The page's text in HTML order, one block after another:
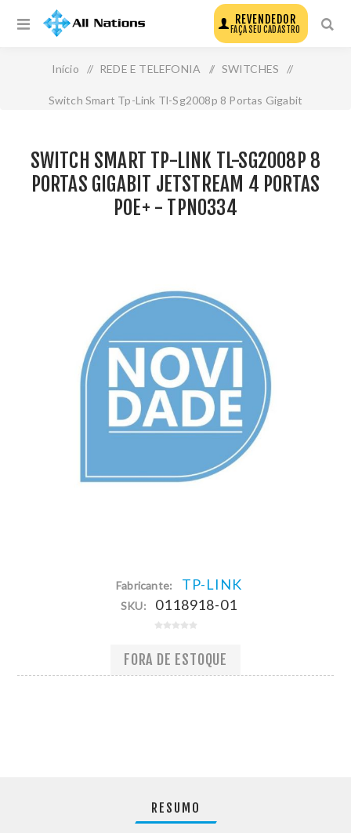
REVENDEDOR
FAÇA SEU CADASTRO
Início / REDE E TELEFONIA / SWITCHES /
Switch Smart Tp-Link Tl-Sg2008p 8 Portas Gigabit
SWITCH SMART TP-LINK TL-SG2008P 8
PORTAS GIGABIT JETSTREAM 4 PORTAS
POE+ - TPN0334
Fabricante: TP-LINK
SKU: 0118918-01
FORA DE ESTOQUE
RESUMO